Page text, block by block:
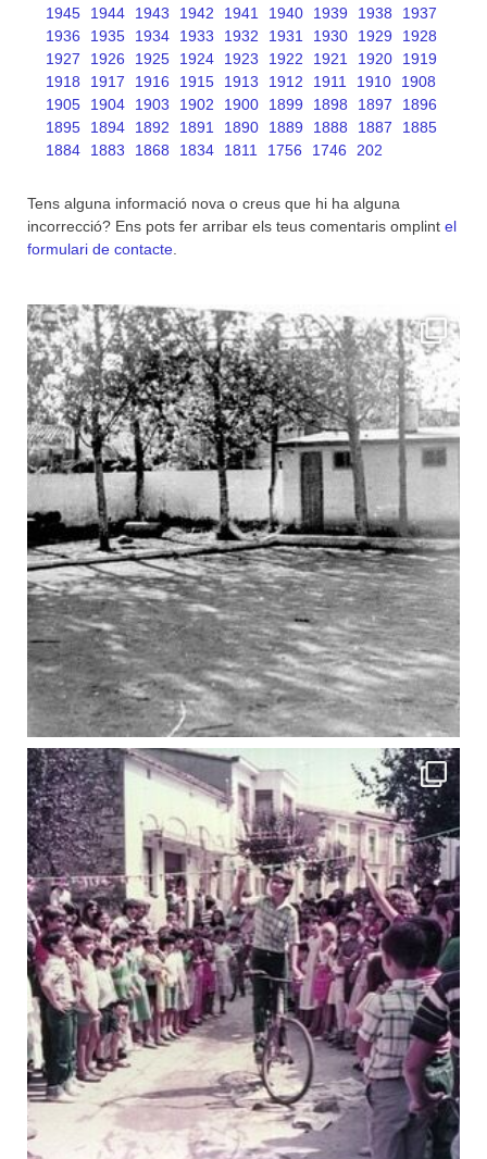
1945
1944 1943 1942 1941 1940 1939 1938
1937
1936
1935 1934 1933 1932 1931 1930 1929
1928
1927
1926 1925 1924 1923 1922 1921 1920
1919
1918
1917 1916 1915 1913 1912 1911 1910
1908
1905
1904 1903 1902 1900 1899 1898 1897
1896
1895
1894 1892 1891 1890 1889 1888 1887
1885
1884
1883 1868 1834 1811 1756 1746 202
Tens alguna informació nova o creus que hi ha alguna
incorrecció? Ens pots fer arribar els teus comentaris omplint el
formulari de contacte